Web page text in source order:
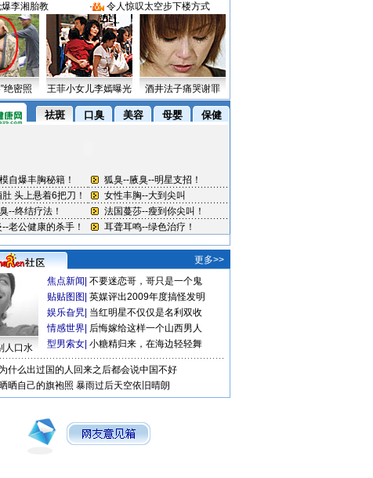
李湘胎教 · 令人惊叹太空步下楼方式
绝密照 王菲小女儿李嫣曝光 酒井法子痛哭谢罪
更多>>
人口水
焦点新闻 不要迷恋哥，哥只是一个鬼
贴贴图图 英媒评出2009年度搞怪发明
娱乐旮旯 当红明星不仅仅是名利双收
情感世界 后悔嫁给这样一个山西男人
型男索女 小糖精归来，在海边轻轻舞
为什么出过国的人回来之后都会说中国不好
晒自己的旗袍照 暴雨过后天空依旧晴朗